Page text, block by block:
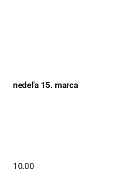
nedeľa 15. marca
10.00